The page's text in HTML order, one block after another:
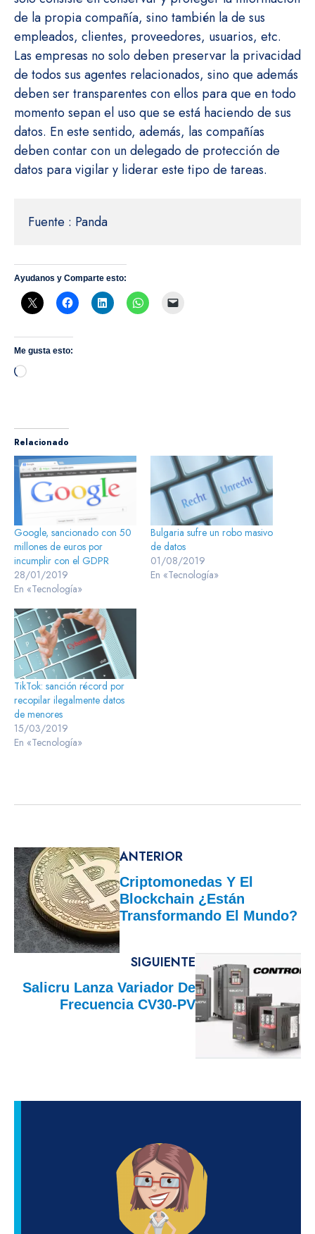
de la propia compañía, sino también la de sus
empleados, clientes, proveedores, usuarios, etc.
Las empresas no solo deben preservar la privacidad
de todos sus agentes relacionados, sino que además
deben ser transparentes con ellos para que en todo
momento sepan el uso que se está haciendo de sus
datos. En este sentido, además, las compañías
deben contar con un delegado de protección de
datos para vigilar y liderar este tipo de tareas.
Fuente : Panda
Ayudanos y Comparte esto:
Me gusta esto:
Cargando...
Relacionado
Google, sancionado con 50
millones de euros por
incumplir con el GDPR
28/01/2019
En «Tecnología»
Bulgaria sufre un robo masivo
de datos
01/08/2019
En «Tecnología»
TikTok: sanción récord por
recopilar ilegalmente datos
de menores
15/03/2019
En «Tecnología»
ANTERIOR
Criptomonedas Y El
Blockchain ¿están
Transformando El Mundo?
SIGUIENTE
Salicru Lanza Variador De
Frecuencia CV30-PV